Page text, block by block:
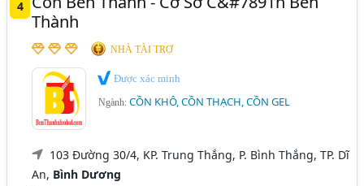
4
Thành
NHÀ TÀI TRỢ
Được xác minh
Ngành:CỒN KHÔ, CỒN THẠCH, CỒN GEL
103 Đường 30/4, KP. Trung Thắng, P. Bình Thắng, TP. Dĩ
An, Bình Dương